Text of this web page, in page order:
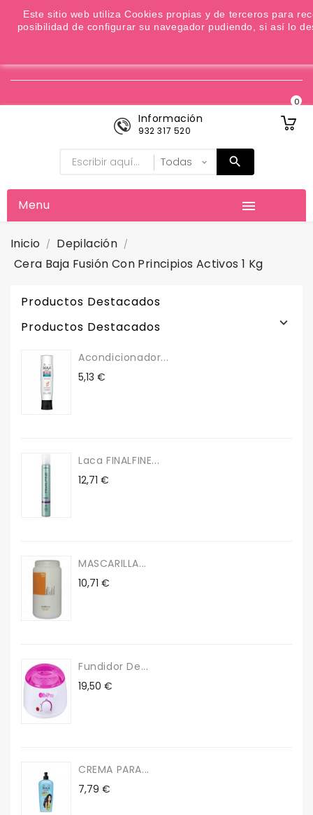
¿Quiere conocer las próximas ofertas del fin de
semana? Apúntate a nuestra Newsletter
0
Información
932 317 520

Menu
Inicio
Depilación
Cera Baja Fusión Con Principios Activos 1 Kg
Productos Destacados
Productos Destacados

Acondicionador...
Precio
5,13 €
Laca FINALFINE...
Precio
12,71 €
MASCARILLA...
Precio
10,71 €
Fundidor De...
Precio
19,50 €
CREMA PARA...
Precio
7,79 €
Este sitio web utiliza Cookies propias y de terceros para
posibilidad de configurar su navegador pudiendo, si así lo